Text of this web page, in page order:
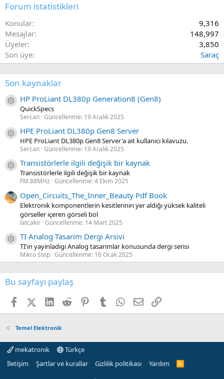
Forum istatistikleri
Konular
9,316
Mesajlar
148,997
Üyeler
3,850
Son üye
Saraç
Son kaynaklar
Kaynak ikon/amblem
HP ProLiant DL380p Generation8 (Gen8)
QuickSpecs
Sercan Güncellenme: 19 Aralık 2025
Kaynak ikon/amblem
HPE ProLiant DL380p Gen8 Server
HPE ProLiant DL380p Gen8 Server'a ait kullanıcı kılavuzu.
Sercan Güncellenme: 19 Aralık 2025
Kaynak ikon/amblem
Transistörlerle ilgili değişik bir kaynak
Transistörlerle ilgili değişik bir kaynak
FM.88MHz Güncellenme:4 Ekim 2025
Open_Circuits_The_Inner_Beauty Pdf Book
Elektronik komponentlerin kesitlerinin yer aldığı yüksek kaliteli
görseller içeren görseli bol
latcakir Güncellenme: 14 Mart 2025
Kaynak ikon/amblem
TI Analog Tasarim Dergi Arsivi
TI'in yayinladigi Analog tasarimlar konusunda dergi serisi
Mikro Step Güncellenme: 16 Ocak 2025
Bu sayfayı paylaş
FacebookX (Twitter)
LinkedIn
Reddit PinterestTumblr WhatsApp
E-postaLink
Temel Elektronik
mekatronik
Türkçe
İletişim
Şartlar ve kurallar Gizlilik politikası Yardım
R